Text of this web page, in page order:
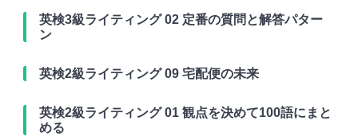
英検3級ライティング 02 定番の質問と解答パター
ン
英検2級ライティング 09 宅配便の未来
英検2級ライティング 01 観点を決めて100語にまと
める